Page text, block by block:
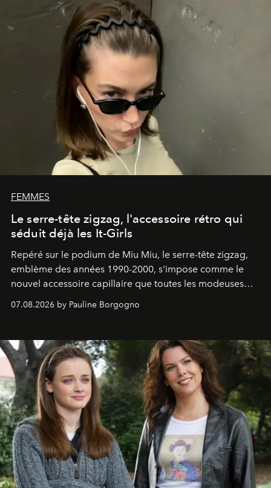
FEMMES
Le serre-tête zigzag, l'accessoire rétro qui
séduit déjà les It-Girls
Repéré sur le podium de Miu Miu, le serre-tête zigzag,
emblème des années 1990-2000, s'impose comme le
nouvel accessoire capillaire que toutes les modeuses
07.08.2026 by Pauline Borgogno